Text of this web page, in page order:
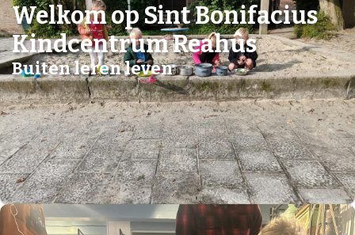
Welkom op Sint Bonifacius
Kindcentrum Reahûs
Buiten leren leven